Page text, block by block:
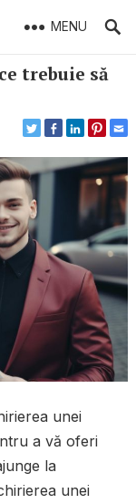
MENU
trebuie să
unei
a vă oferi
la
unei